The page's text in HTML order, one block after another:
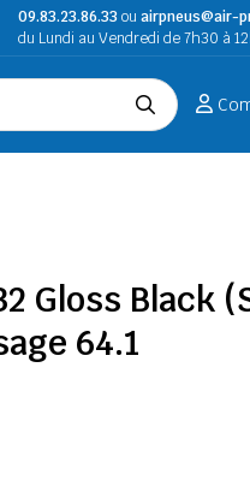
09.83.23.86.33ou airpneus@air-
du Lundi au Vendredi de 7h30 à
Gloss Black
64.1